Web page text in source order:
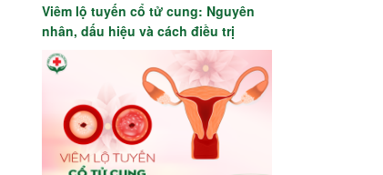
Viêm lộ tuyến cổ tử cung: Nguyên
nhân, dấu hiệu và cách điều trị